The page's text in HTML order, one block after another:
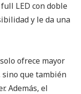
LED con doble
y le da una
ofrece mayor
que también
Además, el